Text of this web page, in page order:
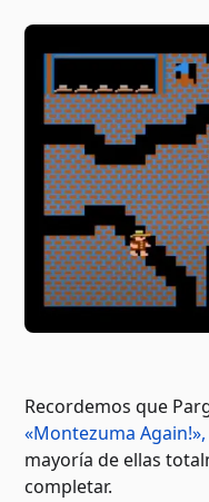
Recordemos que
«Montezuma
mayoría de ellas
completar.